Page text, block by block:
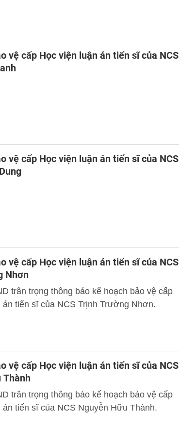
vệ cấp Học viện luận án tiến sĩ của NCS
vệ cấp Học viện luận án tiến sĩ của NCS
vệ cấp Học viện luận án tiến sĩ của NCS
Nhơn
trân trọng thông báo kế hoạch bảo vệ cấp
án tiến sĩ của NCS Trịnh Trường Nhơn.
vệ cấp Học viện luận án tiến sĩ của NCS
Thành
trân trọng thông báo kế hoạch bảo vệ cấp
án tiến sĩ của NCS Nguyễn Hữu Thành.